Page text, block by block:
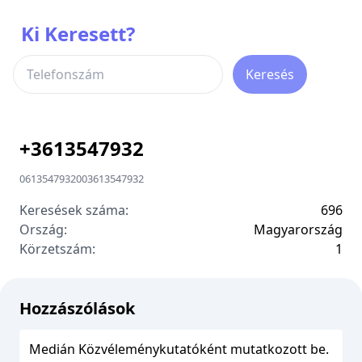
Ki Keresett?
Keresés
+3613547932
0613547932003613547932
Keresések száma:
696
Ország:
Magyarország
Körzetszám:
1
Hozzászólások
Medián Közvéleménykutatóként mutatkozott be.